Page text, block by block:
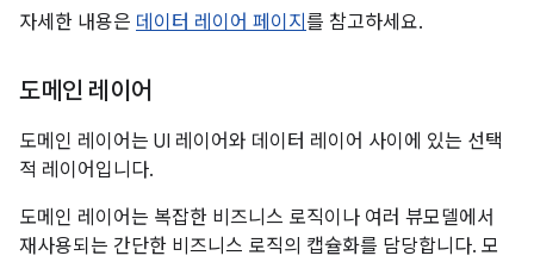
자세한 내용은 데이터 레이어 페이지 를 참고하세요.
도메인 레이어
도메인 레이어는 UI 레이어와 데이터 레이어 사이에 있는 선택
적 레이어입니다.
도메인 레이어는 복잡한 비즈니스 로직이나 여러 뷰모델에서
재사용되는 간단한 비즈니스 로직의 캡슐화를 담당합니다. 모